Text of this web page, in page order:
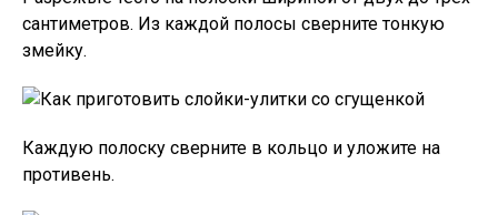
сантиметров. Из каждой полосы сверните тонкую
змейку.
Каждую полоску сверните в кольцо и уложите на
противень.